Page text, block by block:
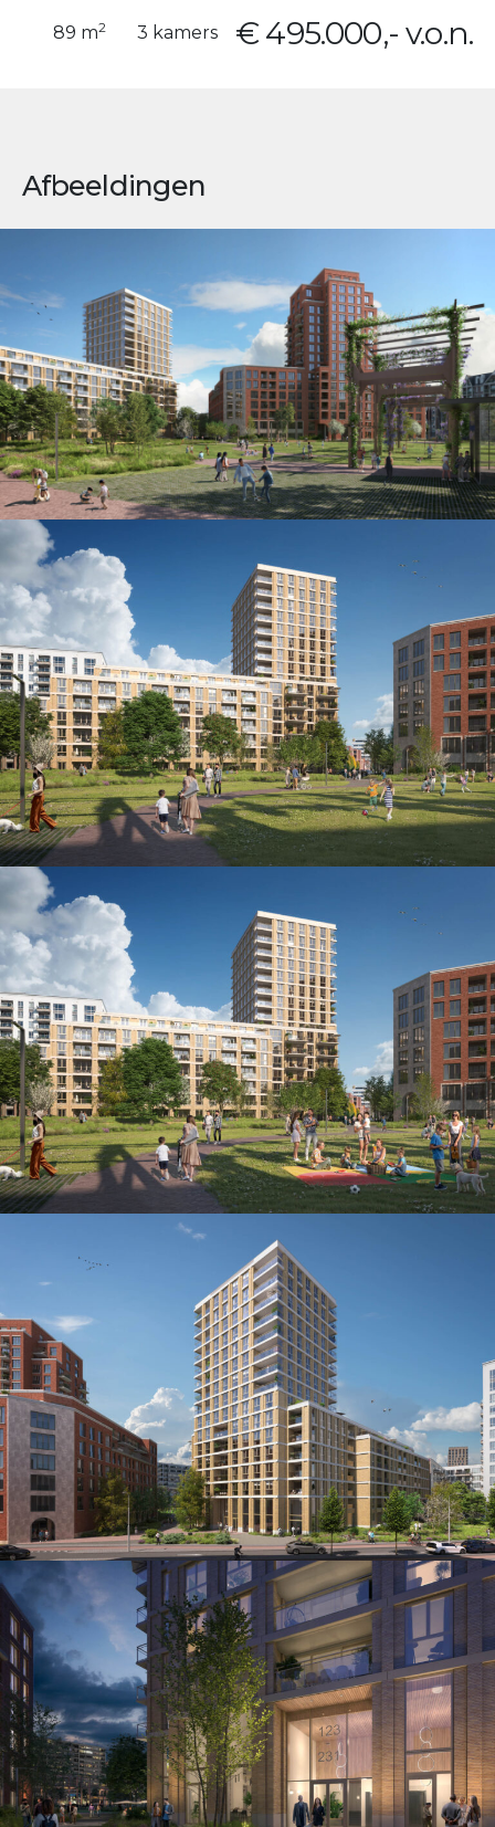
89 m2 3 kamers € 495.000,- v.o.n.
Afbeeldingen